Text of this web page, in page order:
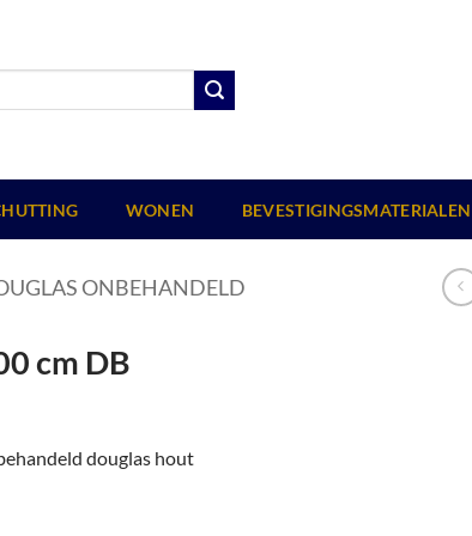
WONEN BEVESTIGINGSMATERIALEN
ONBEHANDELD
cm DB
douglas hout